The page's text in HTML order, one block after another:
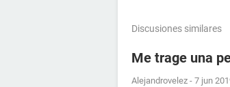
Discusiones similares
Me trage una
Alejandrovelez - 7 jun